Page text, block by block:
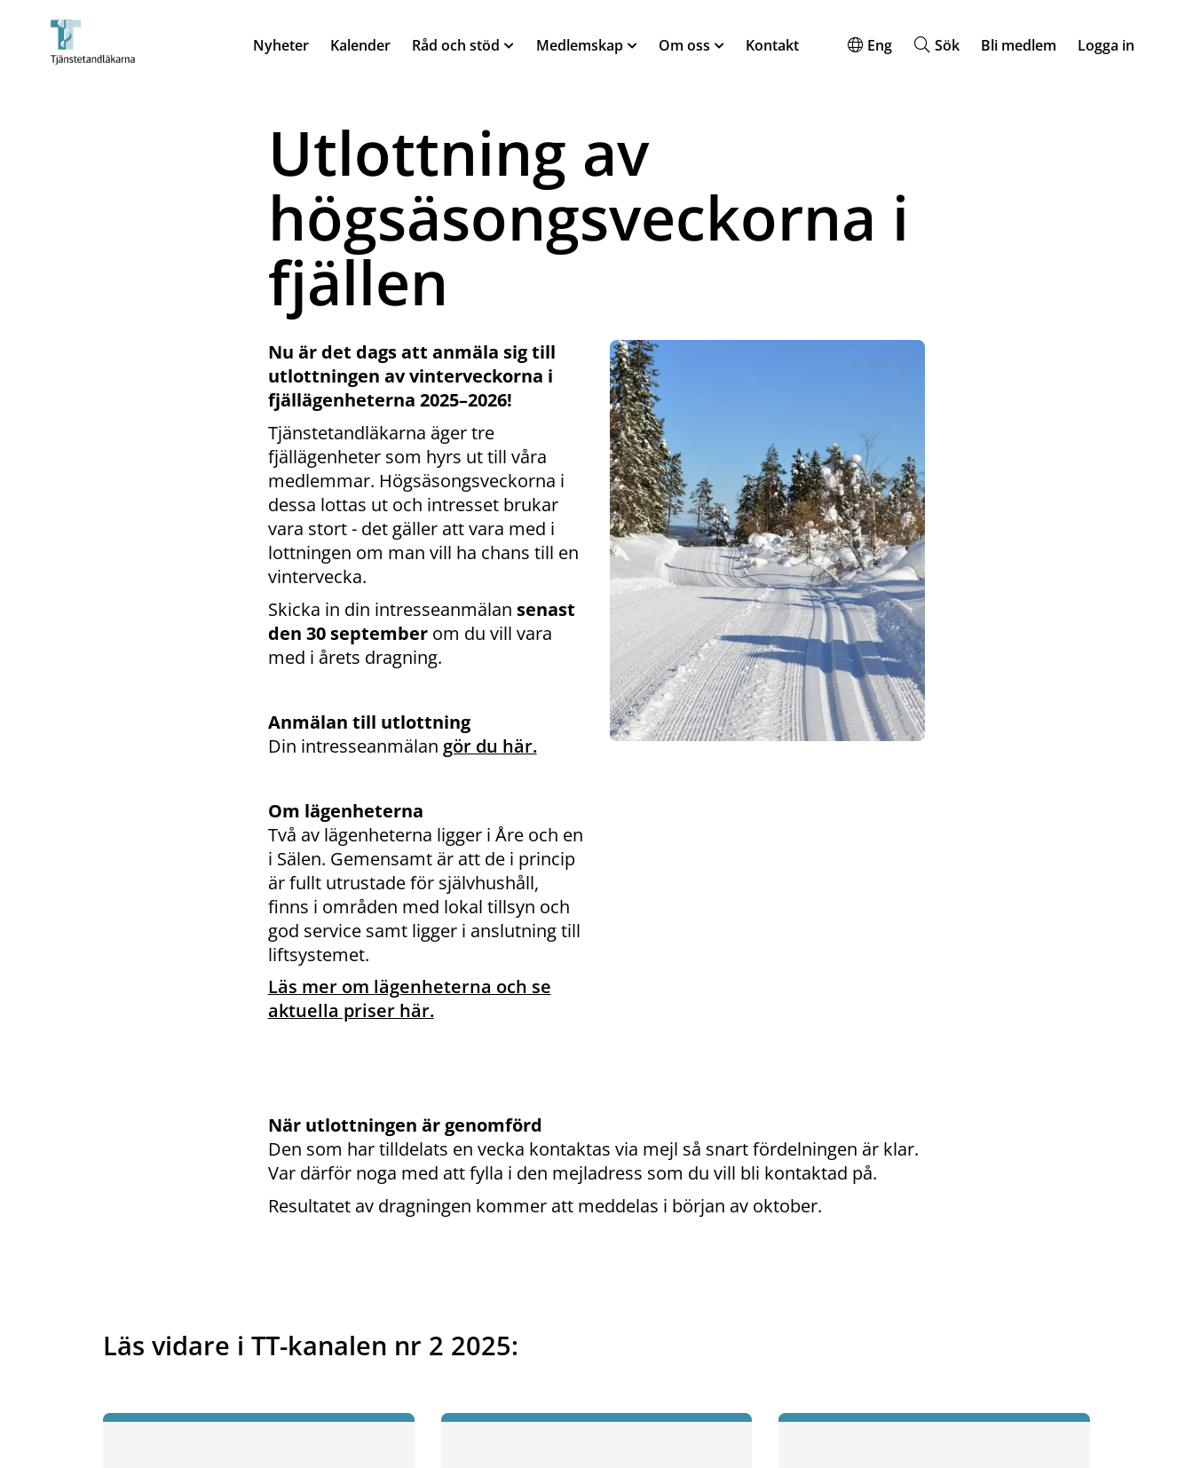
Nyheter Kalender Råd och stöd Medlemskap Om oss Kontakt Eng Sök Bli medlem Logga in
Utlottning av
högsäsongsveckorna i
fjällen
Nu är det dags att anmäla sig till
utlottningen av vinterveckorna i
fjällägenheterna 2025–2026!
Tjänstetandläkarna äger tre
fjällägenheter som hyrs ut till våra
medlemmar. Högsäsongsveckorna i
dessa lottas ut och intresset brukar
vara stort - det gäller att vara med i
lottningen om man vill ha chans till en
vintervecka.
Skicka in din intresseanmälan senast
den 30 septemberom du vill vara
med i årets dragning.
Anmälan till utlottning
Din intresseanmälan gör du här.
Om lägenheterna
Två av lägenheterna ligger i Åre och en
i Sälen. Gemensamt är att de i princip
är fullt utrustade för självhushåll,
finns i områden med lokal tillsyn och
god service samt ligger i anslutning till
liftsystemet.
Läs mer om lägenheterna och se
aktuella priser här.
När utlottningen är genomförd
Den som har tilldelats en vecka kontaktas via mejl så snart fördelningen är klar.
Var därför noga med att fylla i den mejladress som du vill bli kontaktad på.
Resultatet av dragningen kommer att meddelas i början av oktober.
Läs vidare i TT-kanalen nr 2 2025: